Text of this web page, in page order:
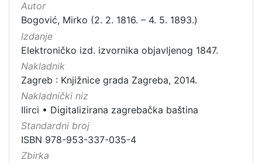
Autor
Bogović, Mirko (2. 2. 1816. – 4. 5. 1893.)
Izdanje
Elektroničko izd. izvornika objavljenog 1847.
Nakladnik
Zagreb : Knjižnice grada Zagreba, 2014.
Nakladnički niz
Ilirci • Digitalizirana zagrebačka baština
Standardni broj
ISBN 978-953-337-035-4
Zbirka